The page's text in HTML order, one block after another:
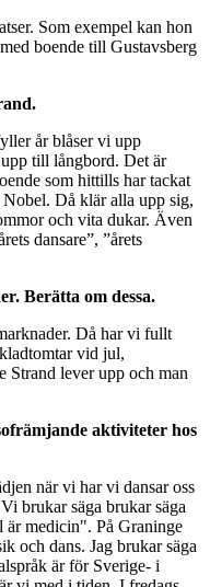
Som exempel kan hon
boende till Gustavsberg
år blåser vi upp
till långbord. Det är
som hittills har tackat
Då klär alla upp sig,
och vita dukar. Även
dansare”, ”årets
Berätta om dessa.
Då har vi fullt
vid jul,
Strand lever upp och man
aktiviteter hos
när vi har vi dansar oss
brukar säga brukar säga
är medicin". På Graninge
och dans. Jag brukar säga
är för Sverige- i